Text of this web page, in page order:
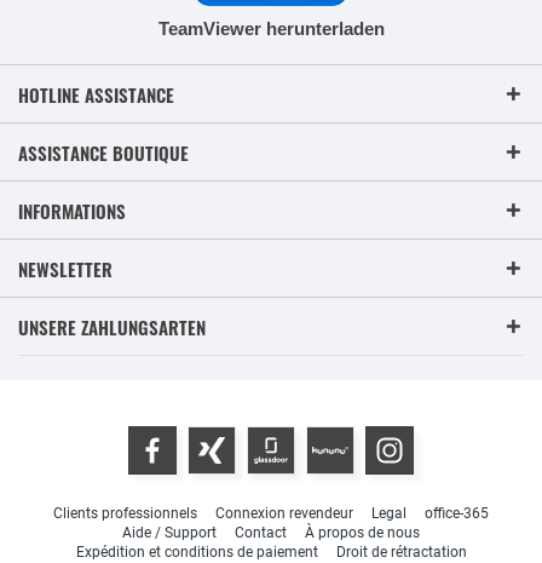
TeamViewer herunterladen
HOTLINE ASSISTANCE
ASSISTANCE BOUTIQUE
INFORMATIONS
NEWSLETTER
UNSERE ZAHLUNGSARTEN
Clients professionnels Connexion revendeur Legal
office-365
Aide / Support
Contact
À propos de nous
Expédition et conditions de paiement
Droit de rétractation